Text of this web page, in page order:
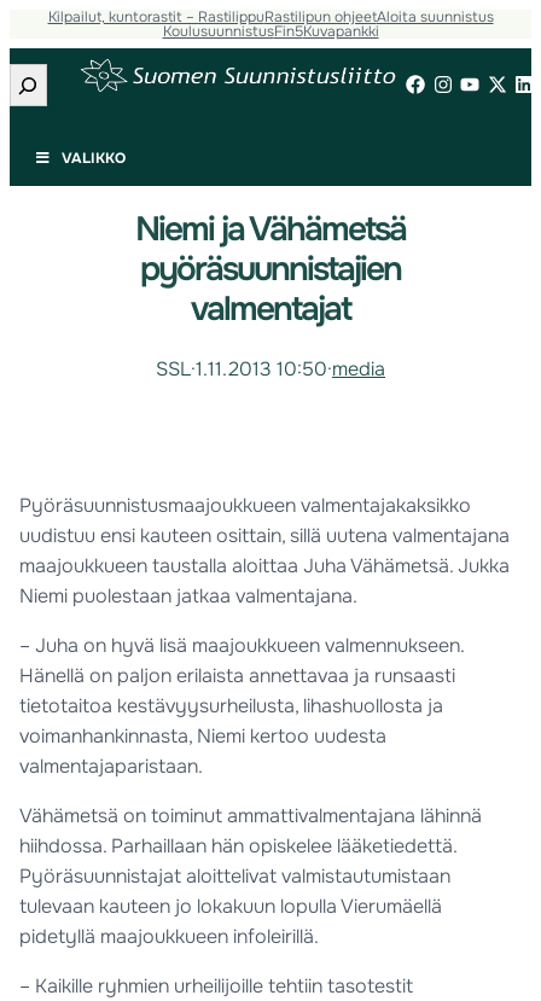
Kilpailut, kuntorastit – RastilippuRastilipun ohjeetAloita suunnistus
KoulusuunnistusFin5Kuvapankki
Etsi
VALIKKO
Niemi ja Vähämetsä
pyöräsuunnistajien
valmentajat
SSL·1.11.2013 10:50·media
Pyöräsuunnistusmaajoukkueen valmentajakaksikko
uudistuu ensi kauteen osittain, sillä uutena valmentajana
maajoukkueen taustalla aloittaa Juha Vähämetsä. Jukka
Niemi puolestaan jatkaa valmentajana.
– Juha on hyvä lisä maajoukkueen valmennukseen.
Hänellä on paljon erilaista annettavaa ja runsaasti
tietotaitoa kestävyysurheilusta, lihashuollosta ja
voimanhankinnasta, Niemi kertoo uudesta
valmentajaparistaan.
Vähämetsä on toiminut ammattivalmentajana lähinnä
hiihdossa. Parhaillaan hän opiskelee lääketiedettä.
Pyöräsuunnistajat aloittelivat valmistautumistaan
tulevaan kauteen jo lokakuun lopulla Vierumäellä
pidetyllä maajoukkueen infoleirillä.
– Kaikille ryhmien urheilijoille tehtiin tasotestit